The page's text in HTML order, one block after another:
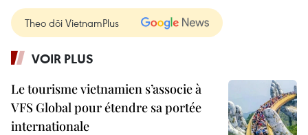
Theo dõi VietnamPlus
VOIR PLUS
Le tourisme vietnamien s’associe à
VFS Global pour étendre sa portée
internationale